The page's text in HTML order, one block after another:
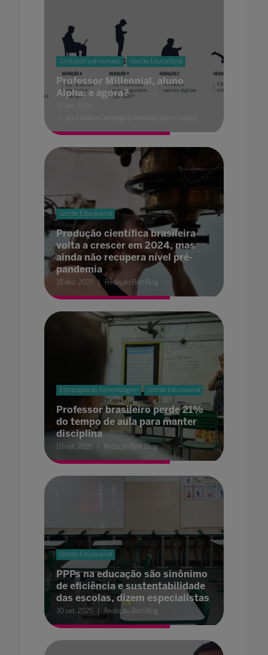
Conteúdo patrocinado Gestão Educacional
Professor Millennial, aluno
Alpha: e agora?
16 abr. 2026
por Lisalba Camargo (conteúdo patrocinado)
Gestão Educacional
Produção científica brasileira
volta a crescer em 2024, mas
ainda não recupera nível pré-
pandemia
18 dez. 2025 Redação Bett Blog
Estratégias de Aprendizagem Gestão Educacional
Professor brasileiro perde 21%
do tempo de aula para manter
disciplina
10 out. 2025 Redação Bett Blog
Gestão Educacional
PPPs na educação são sinônimo
de eficiência e sustentabilidade
das escolas, dizem especialistas
30 set. 2025 Redação Bett Blog